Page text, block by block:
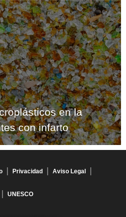
en la
con infarto
Privacidad Aviso Legal
UNESCO